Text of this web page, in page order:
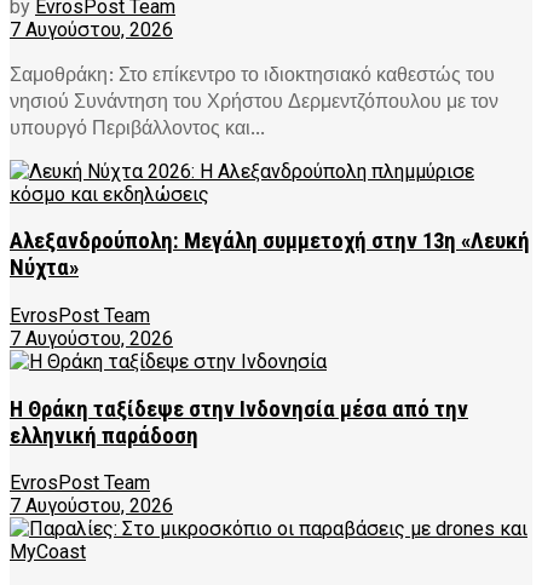
by EvrosPost Team
7 Αυγούστου, 2026
Σαμοθράκη: Στο επίκεντρο το ιδιοκτησιακό καθεστώς του
νησιού Συνάντηση του Χρήστου Δερμεντζόπουλου με τον
υπουργό Περιβάλλοντος και...
Αλεξανδρούπολη: Μεγάλη συμμετοχή στην 13η «Λευκή
Νύχτα»
EvrosPost Team
7 Αυγούστου, 2026
Η Θράκη ταξίδεψε στην Ινδονησία μέσα από την
ελληνική παράδοση
EvrosPost Team
7 Αυγούστου, 2026